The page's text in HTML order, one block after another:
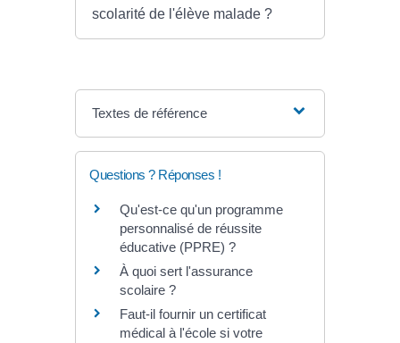
scolarité de l'élève malade ?
Textes de référence
Questions ? Réponses !
Qu'est-ce qu'un programme
personnalisé de réussite
éducative (PPRE) ?
À quoi sert l'assurance
scolaire ?
Faut-il fournir un certificat
médical à l'école si votre